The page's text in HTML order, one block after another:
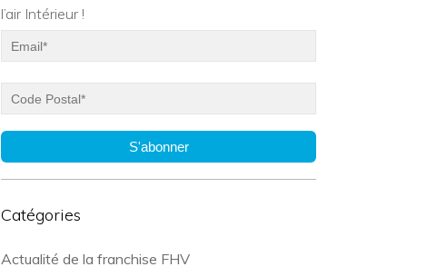
l’air Intérieur !
S'abonner
Catégories
Actualité de la franchise FHV